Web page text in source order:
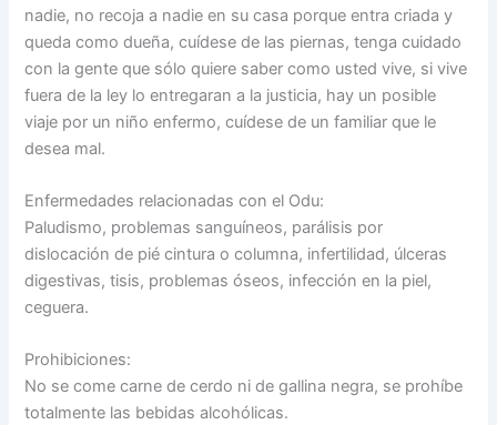
nadie, no recoja a nadie en su casa porque entra criada y
queda como dueña, cuídese de las piernas, tenga cuidado
con la gente que sólo quiere saber como usted vive, si vive
fuera de la ley lo entregaran a la justicia, hay un posible
viaje por un niño enfermo, cuídese de un familiar que le
desea mal.
Enfermedades relacionadas con el Odu:
Paludismo, problemas sanguíneos, parálisis por
dislocación de pié cintura o columna, infertilidad, úlceras
digestivas, tisis, problemas óseos, infección en la piel,
ceguera.
Prohibiciones:
No se come carne de cerdo ni de gallina negra, se prohíbe
totalmente las bebidas alcohólicas.